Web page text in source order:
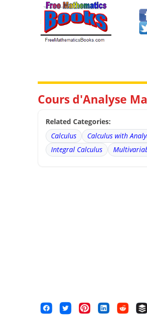
Cours d'Analyse
Related Categories:
Calculus
Calculus with
Integral Calculus